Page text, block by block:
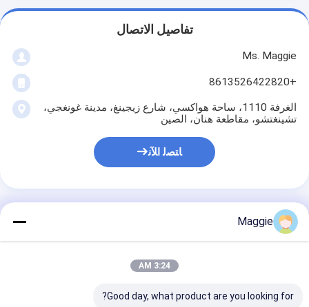
تفاصيل الاتصال
Ms. Maggie
+8613526422820
الغرفة 1110، ساحة هواكسي، شارع زيجينغ، مدينة غونغجي،
تشينغتشو، مقاطعة هنان، الصين
ﺎﺘﺼﻟ ﺍﻶﻧ
كسارة الفك الدولوميت التركيز
الفك
Maggie
3:24 AM
Good day, what product are you looking for?